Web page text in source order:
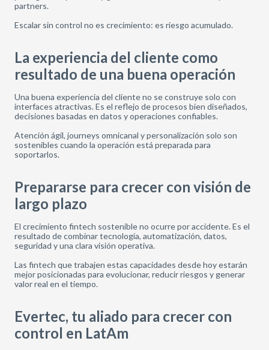
partners.
Escalar sin control no es crecimiento: es riesgo acumulado.
La experiencia del cliente como
resultado de una buena operación
Una buena experiencia del cliente no se construye solo con
interfaces atractivas. Es el reflejo de procesos bien diseñados,
decisiones basadas en datos y operaciones confiables.
Atención ágil, journeys omnicanal y personalización solo son
sostenibles cuando la operación está preparada para
soportarlos.
Prepararse para crecer con visión de
largo plazo
El crecimiento fintech sostenible no ocurre por accidente. Es el
resultado de combinar tecnología, automatización, datos,
seguridad y una clara visión operativa.
Las fintech que trabajen estas capacidades desde hoy estarán
mejor posicionadas para evolucionar, reducir riesgos y generar
valor real en el tiempo.
Evertec, tu aliado para crecer con
control en LatAm